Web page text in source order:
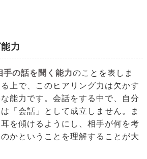
力
手の話を聞く能力のことを表しま
上で、このヒアリング力は欠かす
能力です。会話をする中で、自分
「会話」として成立しません。ま
を傾けるようにし、相手が何を考
かということを理解することが大